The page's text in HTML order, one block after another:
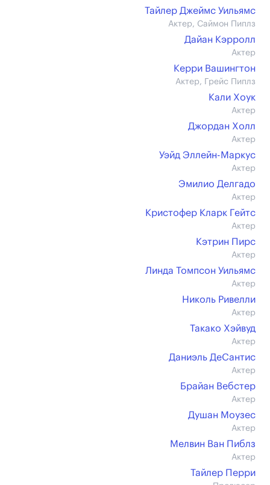
Тайлер Джеймс Уильямс
Актер, Саймон Пиплз
Дайан Кэрролл
Актер
Керри Вашингтон
Актер, Грейс Пиплз
Кали Хоук
Актер
Джордан Холл
Актер
Уэйд Эллейн-Маркус
Актер
Эмилио Делгадо
Актер
Кристофер Кларк Гейтс
Актер
Кэтрин Пирс
Актер
Линда Томпсон Уильямс
Актер
Николь Ривелли
Актер
Такако Хэйвуд
Актер
Даниэль ДеСантис
Актер
Брайан Вебстер
Актер
Душан Моузес
Актер
Мелвин Ван Пиблз
Актер
Тайлер Перри